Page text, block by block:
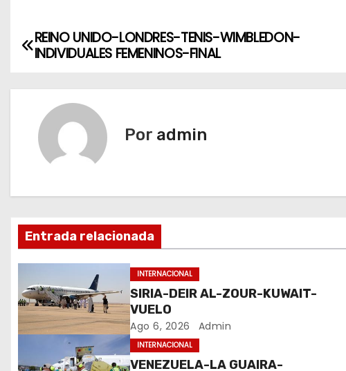
N
c
i
n
d
e
REINO UNIDO-LONDRES-TENIS-WIMBLEDON-
INDIVIDUALES FEMENINOS-FINAL
Por admin
Entrada relacionada
INTERNACIONAL
SIRIA-DEIR AL-ZOUR-KUWAIT-
VUELO
Ago 6, 2026 Admin
INTERNACIONAL
VENEZUELA-LA GUAIRA-